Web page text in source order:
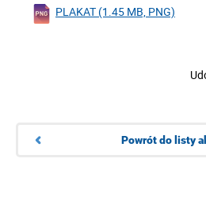
PLAKAT (1.45 MB, PNG)
Powrót do listy